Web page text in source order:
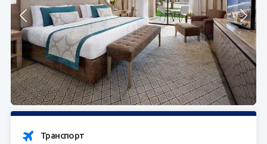
Контакти
За нас
ЗАПИТВАНЕ
Транспорт